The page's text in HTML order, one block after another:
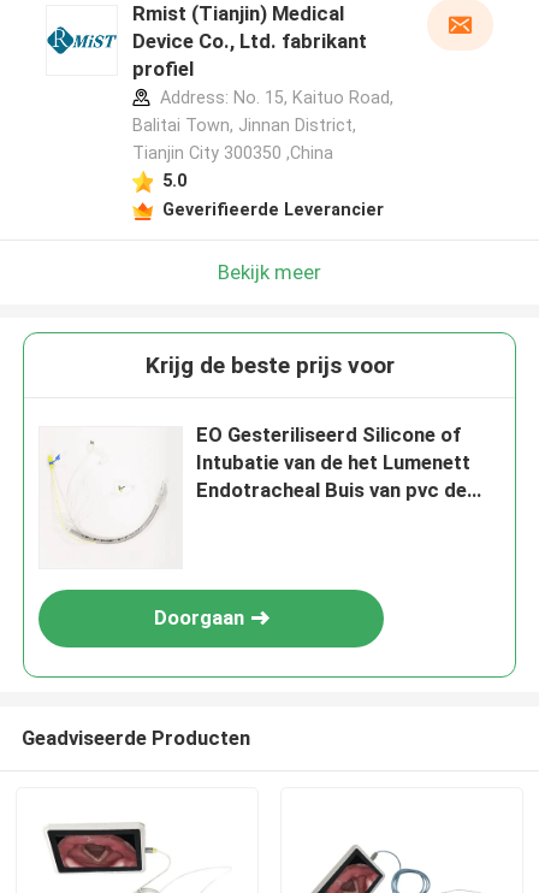
Rmist (Tianjin) Medical
Device Co., Ltd. fabrikant
profiel
Address: No. 15, Kaituo Road,
Balitai Town, Jinnan District,
Tianjin City 300350 ,China
5.0
Geverifieerde Leverancier
Bekijk meer
Krijg de beste prijs voor
EO Gesteriliseerd Silicone of
Intubatie van de het Lumenett
Endotracheal Buis van pvc de
Doorgaan
Geadviseerde Producten